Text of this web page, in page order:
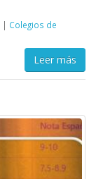
| Colegios de
Leer más